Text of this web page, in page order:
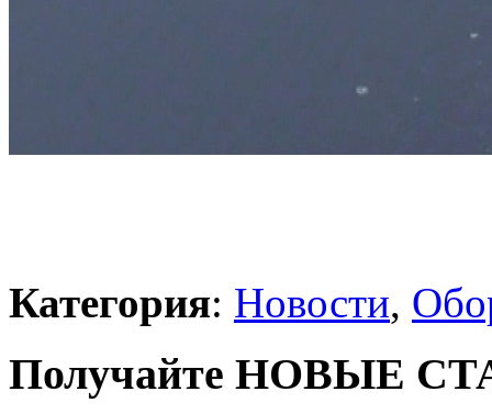
Категория: Новости,
Получайте НОВЫЕ